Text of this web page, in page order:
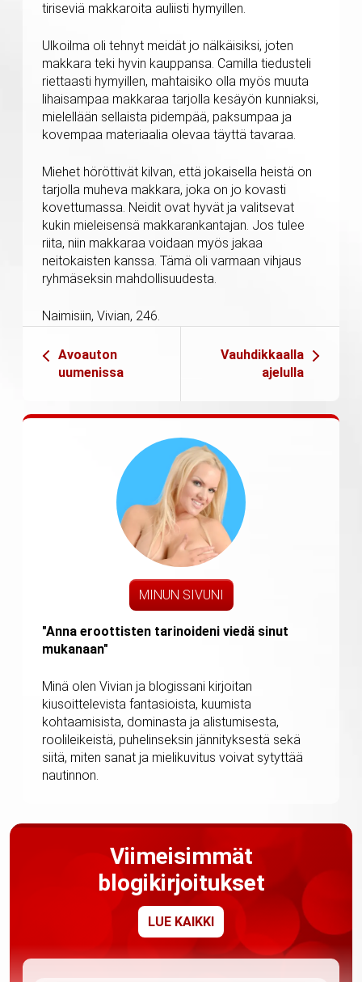
tiriseviä makkaroita auliisti hymyillen.
Ulkoilma oli tehnyt meidät jo nälkäisiksi, joten
makkara teki hyvin kauppansa. Camilla tiedusteli
riettaasti hymyillen, mahtaisiko olla myös muuta
lihaisampaa makkaraa tarjolla kesäyön kunniaksi,
mielellään sellaista pidempää, paksumpaa ja
kovempaa materiaalia olevaa täyttä tavaraa.
Miehet höröttivät kilvan, että jokaisella heistä on
tarjolla muheva makkara, joka on jo kovasti
kovettumassa. Neidit ovat hyvät ja valitsevat
kukin mieleisensä makkarankantajan. Jos tulee
riita, niin makkaraa voidaan myös jakaa
neitokaisten kanssa. Tämä oli varmaan vihjaus
ryhmäseksin mahdollisuudesta.
Naimisiin, Vivian, 246.
Avoauton
uumenissa
Vauhdikkaalla
ajelulla
MINUN SIVUNI
"Anna eroottisten tarinoideni viedä sinut
mukanaan"
Minä olen Vivian ja blogissani kirjoitan
kiusoittelevista fantasioista, kuumista
kohtaamisista, dominasta ja alistumisesta,
roolileikeistä, puhelinseksin jännityksestä sekä
siitä, miten sanat ja mielikuvitus voivat sytyttää
nautinnon.
Viimeisimmät
blogikirjoitukset
LUE KAIKKI